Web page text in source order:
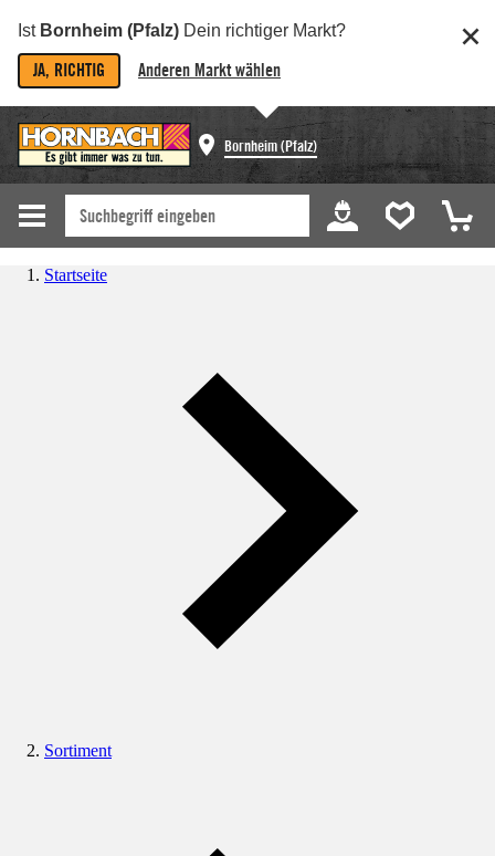
Ist Bornheim (Pfalz) Dein richtiger Markt?
JA, RICHTIG Anderen Markt wählen
Bornheim (Pfalz)
Startseite
Sortiment